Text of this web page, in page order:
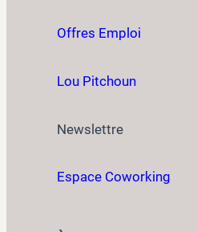
Offres Emploi
Lou Pitchoun
Newslettre
Espace Coworking